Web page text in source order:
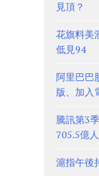
見頂？
花旗料美
低見94
阿里巴
版、加
騰訊第3
705.5億
滬指午後